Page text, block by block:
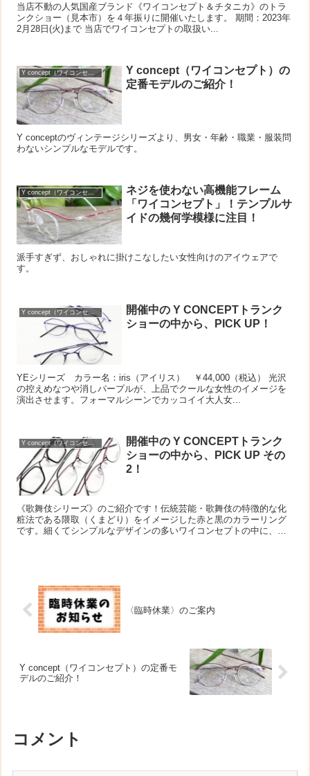
当店不動の人気国産ブランド《ワイコンセプト＆チタニカ》のトラ
ンクショー（見本市）を４年振りに開催いたします。 期間：2023年
2月28日(火)まで 当店でワイコンセプトの取扱い...
Y concept（ワイコンセプト）の
定番モデルのご紹介！
Y conceptのヴィンテージシリーズより、男女・年齢・職業・服装問
わないシンプルなモデルです。
ネジを使わない高機能フレーム
「ワイコンセプト」！テンプルサ
イドの幾何学模様に注目！
派手すぎず、おしゃれに掛けこなしたい女性向けのアイウェアで
す。
Y concept（ワイコンセプト）
開催中の Y CONCEPTトランク
ショーの中から、PICK UP！
YEシリーズ カラー名：iris（アイリス） ￥44,000（税込） 光沢
の控えめなつや消しパープルが、上品でクールな女性のイメージを
演出させます。フォーマルシーンでカッコイイ大人女...
Y concept（ワイコンセプト）
開催中の Y CONCEPTトランク
ショーの中から、PICK UP その
2！
《歌舞伎シリーズ》のご紹介です！伝統芸能・歌舞伎の特徴的な化
粧法である隈取（くまどり）をイメージした赤と黒のカラーリング
です。細くてシンプルなデザインの多いワイコンセプトの中に、個
〈臨時休業〉のご案内
Y concept（ワイコンセプト）の定番モ
デルのご紹介！
コメント